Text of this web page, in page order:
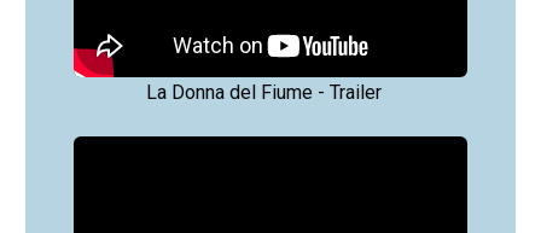
La Donna del Fiume - Trailer